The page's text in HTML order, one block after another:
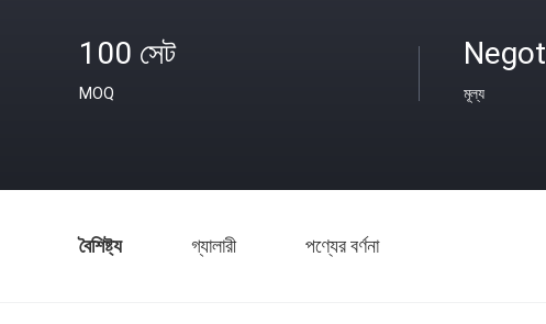
100 সেট
MOQ মূল্য
বৈশিষ্ট্য গ্যালারী পণ্যের বর্ণনা